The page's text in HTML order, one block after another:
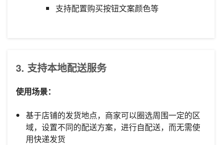
支持配置购买按钮文案颜色等
3. 支持本地配送服务
使用场景：
基于店铺的发货地点，商家可以圈选周围一定的区
域，设置不同的配送方案，进行自配送，而无需使
用快递发货